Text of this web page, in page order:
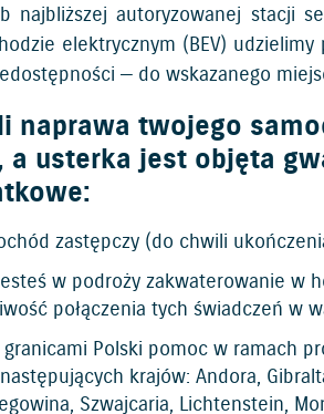
najbliższej autoryzowanej stacji
elektrycznym (BEV)
— do wskazanego
naprawa twojego
a usterka jest objęta
zastępczy (do chwili
w podroży zakwaterowanie w
połączenia tych świadczeń w
granicami Polski pomoc w ramach
krajów: Andora,
Szwajcaria, Lichtenstein,